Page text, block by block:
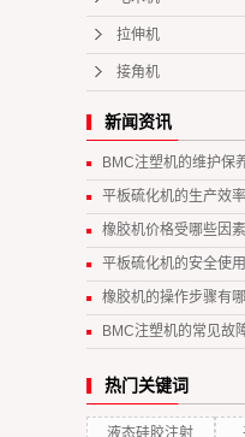
拉伸机
接角机
新闻资讯
BMC注塑机的维护保
平板硫化机的生产效
橡胶机价格受哪些因素
平板硫化机的安全使
橡胶机的操作步骤有哪
BMC注塑机的常见故
热门关键词
液态硅胶注射